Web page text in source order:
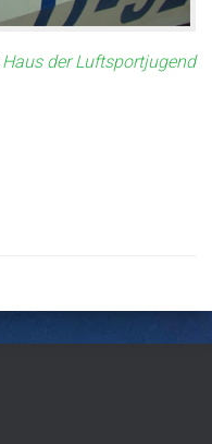
Haus der Luftsportjugend